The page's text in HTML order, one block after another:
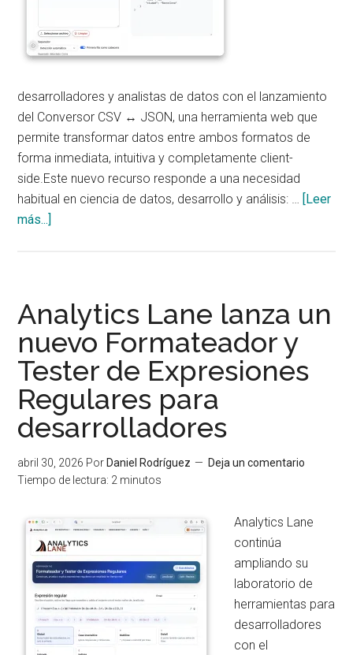
desarrolladores y analistas de datos con el lanzamiento
del Conversor CSV ↔ JSON, una herramienta web que
permite transformar datos entre ambos formatos de
forma inmediata, intuitiva y completamente client-
side.Este nuevo recurso responde a una necesidad
habitual en ciencia de datos, desarrollo y análisis: … [Leer
más...]
lanza
un
Conversor
CSV
↔
JSON
para
datos
en
real
Analytics Lane lanza un
nuevo Formateador y
Tester de Expresiones
Regulares para
desarrolladores
abril 30, 2026 Por Daniel Rodríguez
Deja un comentario
Tiempo de lectura: 2 minutos
Analytics Lane
continúa
ampliando su
laboratorio de
herramientas para
desarrolladores
con el